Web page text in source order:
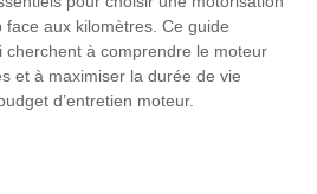
aux kilomètres. Ce guide
cherchent à comprendre le moteur
et à maximiser la durée de vie
d’entretien moteur.